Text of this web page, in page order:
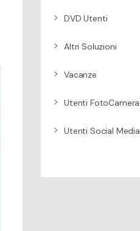
DVD Utenti
Altri Soluzioni
Vacanze
Utenti FotoCamera
Utenti Social Media